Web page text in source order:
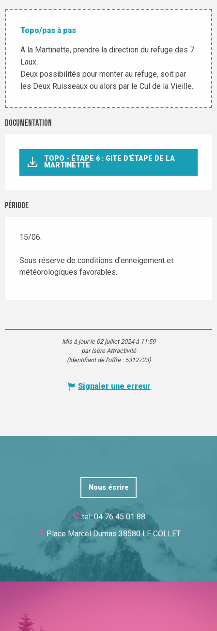
Topo/pas à pas
A la Martinette, prendre la direction du refuge des 7
Laux.
Deux possibilités pour monter au refuge, soit par
les Deux Ruisseaux ou alors par le Cul de la Vieille.
Documentation
TOPO - ÉTAPE 6 : GITE D'ÉTAPE DE LA
MARTINETTE
Période
15/06.
Sous réserve de conditions d'enneigement et
météorologiques favorables.
Mis à jour le 02 juillet 2024 à 11:59
par Isère Attractivité
(Identifiant de l'offre : 5312723)
Signaler une erreur
Nous écrire
tel: 04 76 45 01 88
Place Marcel Dumas 38580 LE COLLET